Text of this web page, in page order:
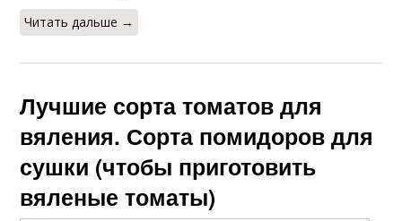
Читать дальше →
Лучшие сорта томатов для
вяления. Сорта помидоров для
сушки (чтобы приготовить
вяленые томаты)